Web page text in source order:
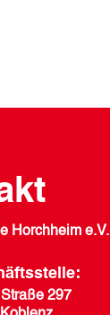
Horchheim e.V.
Straße 297